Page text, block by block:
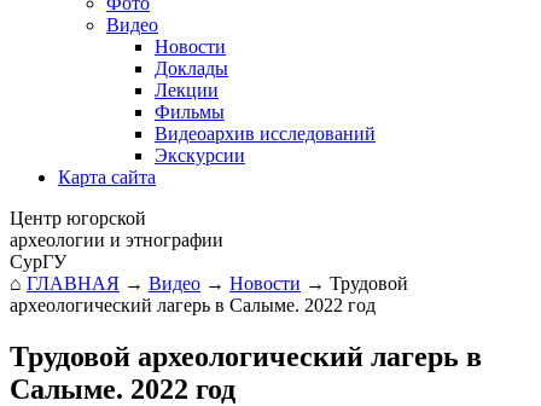
Видео
Новости
Доклады
Лекции
Фильмы
Видеоархив исследований
Экскурсии
Карта сайта
Центр югорской
археологии и этнографии
СурГУ
⌂ ГЛАВНАЯ → Видео → Новости → Трудовой
археологический лагерь в Салыме. 2022 год
Трудовой археологический лагерь в
Салыме. 2022 год